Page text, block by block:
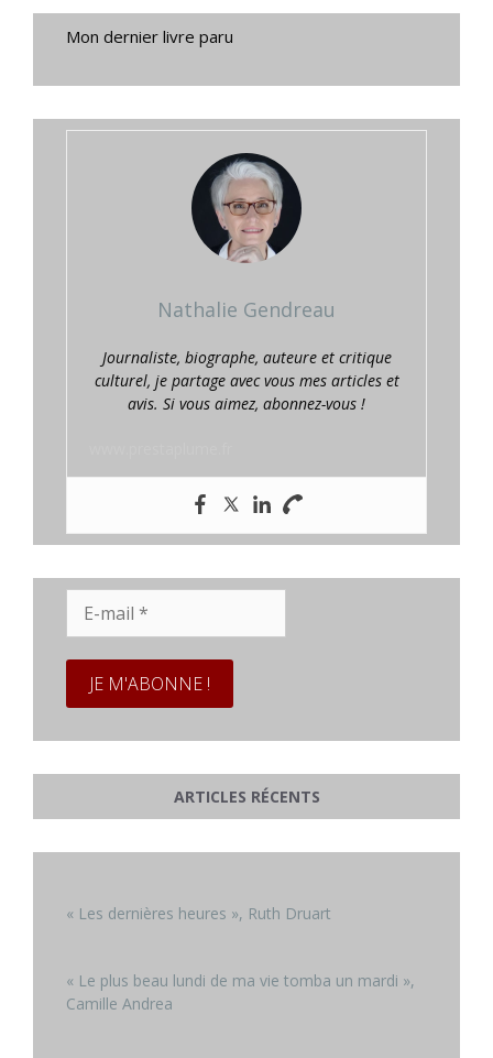
Mon dernier livre paru
Nathalie Gendreau
Journaliste, biographe, auteure et critique
culturel, je partage avec vous mes articles et
avis. Si vous aimez, abonnez-vous !
mail
ARTICLES RÉCENTS
« Les dernières heures », Ruth Druart
« Le plus beau lundi de ma vie tomba un mardi »,
Camille Andrea